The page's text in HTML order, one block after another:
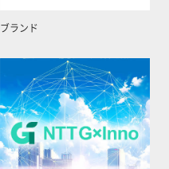
ブランド